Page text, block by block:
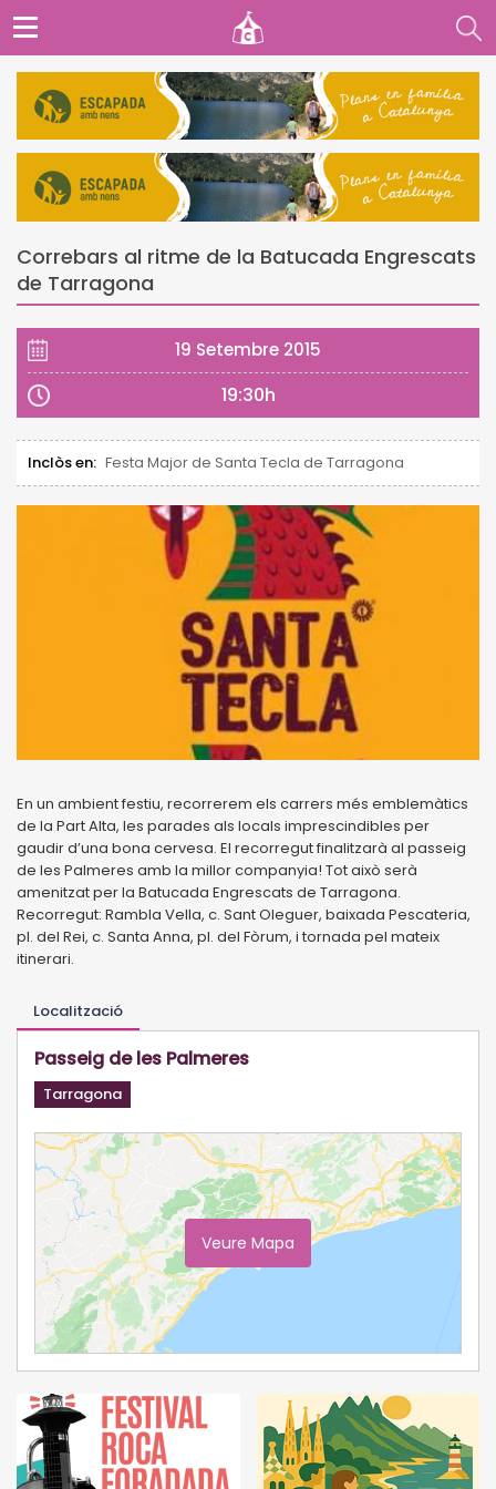
Correbars al ritme de la Batucada Engrescats
de Tarragona
19 Setembre 2015
19:30h
Inclòs en: Festa Major de Santa Tecla de Tarragona
En un ambient festiu, recorrerem els carrers més emblemàtics
de la Part Alta, les parades als locals imprescindibles per
gaudir d’una bona cervesa. El recorregut finalitzarà al passeig
de les Palmeres amb la millor companyia! Tot això serà
amenitzat per la Batucada Engrescats de Tarragona.
Recorregut: Rambla Vella, c. Sant Oleguer, baixada Pescateria,
pl. del Rei, c. Santa Anna, pl. del Fòrum, i tornada pel mateix
itinerari.
Localització
Passeig de les Palmeres
Tarragona
Veure Mapa